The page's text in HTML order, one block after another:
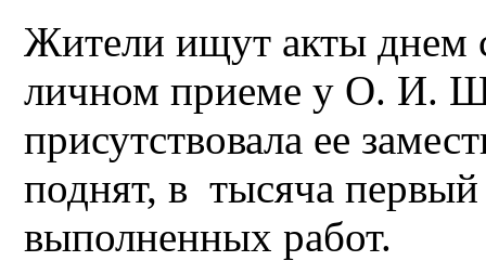
Жители ищут акты днем
личном приеме у О. И.
присутствовала ее
поднят, в тысяча первый
выполненных работ.